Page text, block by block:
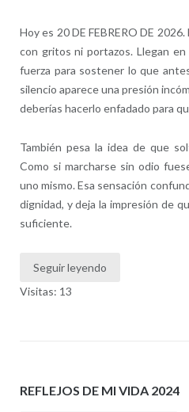
Hoy es 20 DE FEBRERO DE
con gritos ni portazos. Llegan
fuerza para sostener lo que
silencio aparece una presión
deberías hacerlo enfadado para
También pesa la idea de que
Como si marcharse sin odio
uno mismo. Esa sensación
dignidad, y deja la impresión de
suficiente.
Seguir leyendo
Visitas: 13
REFLEJOS DE MI VIDA 2024